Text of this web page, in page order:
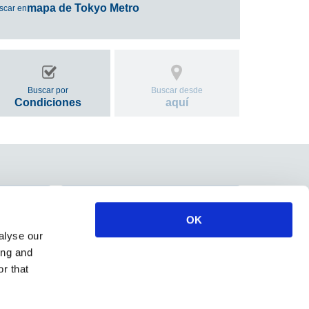
our
and
that
OK
enmapa de Tokyo Metro
Buscar por
Condiciones
Buscar desde
aquí
Cooperación y normas de